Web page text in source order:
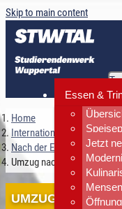
Skip to main content
Essen &
Jetzt
Home
Internationales
Nach der Einreise
Umzug nach Deutschland
UMZUG NACH